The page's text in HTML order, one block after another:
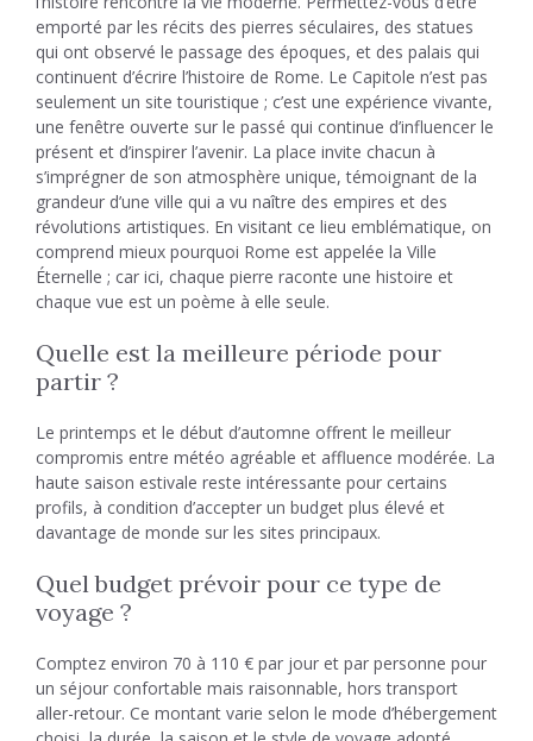
emporté par les récits des pierres séculaires, des statues
qui ont observé le passage des époques, et des palais qui
continuent d’écrire l’histoire de Rome. Le Capitole n’est pas
seulement un site touristique ; c’est une expérience vivante,
une fenêtre ouverte sur le passé qui continue d’influencer le
présent et d’inspirer l’avenir. La place invite chacun à
s’imprégner de son atmosphère unique, témoignant de la
grandeur d’une ville qui a vu naître des empires et des
révolutions artistiques. En visitant ce lieu emblématique, on
comprend mieux pourquoi Rome est appelée la Ville
Éternelle ; car ici, chaque pierre raconte une histoire et
chaque vue est un poème à elle seule.
Quelle est la meilleure période pour
partir ?
Le printemps et le début d’automne offrent le meilleur
compromis entre météo agréable et affluence modérée. La
haute saison estivale reste intéressante pour certains
profils, à condition d’accepter un budget plus élevé et
davantage de monde sur les sites principaux.
Quel budget prévoir pour ce type de
voyage ?
Comptez environ 70 à 110 € par jour et par personne pour
un séjour confortable mais raisonnable, hors transport
aller-retour. Ce montant varie selon le mode d’hébergement